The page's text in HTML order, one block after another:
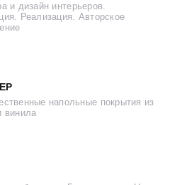
и дизайн интерьеров.
Реализация. Авторское
напольные покрытия из
винила